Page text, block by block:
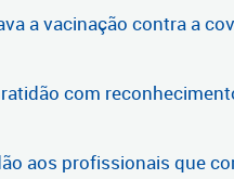
a vacinação contra a
com
aos profissionais que